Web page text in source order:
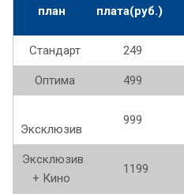
план
плата(руб.)
Стандарт 249
Оптима 499
Эксклюзив
999
Эксклюзив
+ Кино
1199